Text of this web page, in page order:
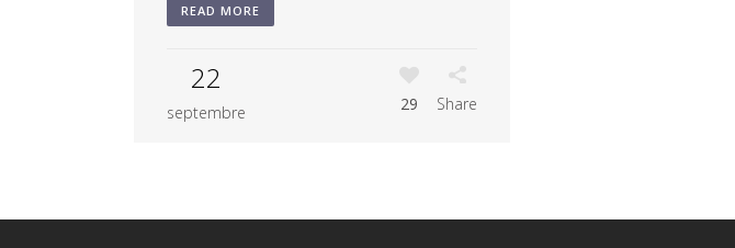
READ MORE
22
septembre 29 Share